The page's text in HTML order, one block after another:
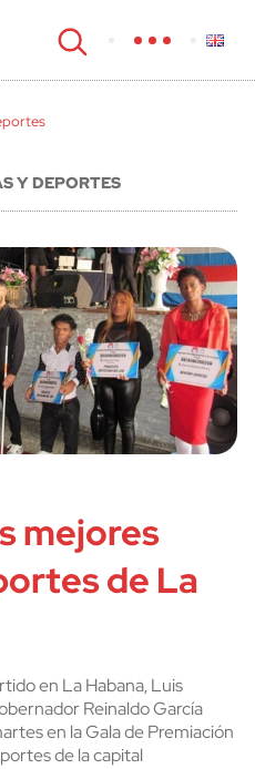
Y DEPORTES
mejores
de La
en La Habana, Luis
Reinaldo García
en la Gala de Premiación
de la capital